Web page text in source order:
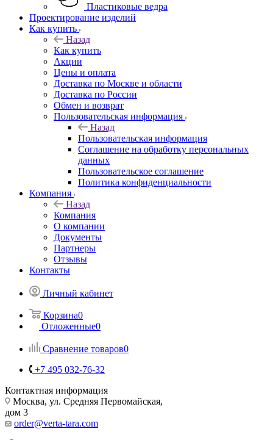
Пластиковые ведра
Проектирование изделий
Как купить
Назад
Как купить
Акции
Цены и оплата
Доставка по Москве и области
Доставка по России
Обмен и возврат
Пользовательская информация
Назад
Пользовательская информация
Соглашение на обработку персональных
данных
Пользовательское соглашение
Политика конфиденциальности
Компания
Назад
Компания
О компании
Документы
Партнеры
Отзывы
Контакты
Личный кабинет
Корзина0
Отложенные0
Сравнение товаров0
+7 495 032-76-32
Контактная информация
Москва, ул. Средняя Первомайская,
дом 3
order@verta-tara.com